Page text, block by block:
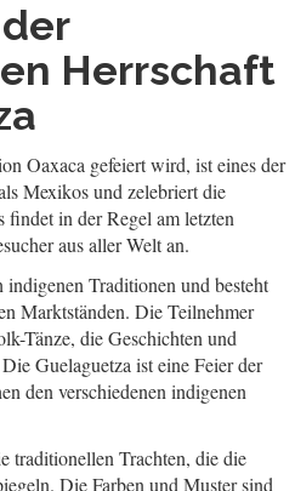
Herrschaft
Oaxaca gefeiert wird, ist eines der
Mexikos und zelebriert die
in der Regel am letzten
aus aller Welt an.
Traditionen und besteht
Marktständen. Die Teilnehmer
Tänze, die Geschichten und
Guelaguetza ist eine Feier der
den verschiedenen indigenen
traditionellen Trachten, die die
Die Farben und Muster sind